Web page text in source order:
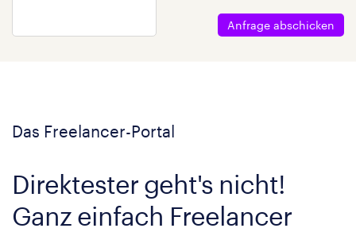
Anfrage abschicken
Das Freelancer-Portal
Direktester geht's nicht!
Ganz einfach Freelancer